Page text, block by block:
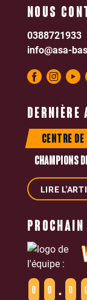
DERNIÈRE
CENTRE
CHAMPIONS
LIRE
NOUS
0388721933
info@asa-
0 0 0